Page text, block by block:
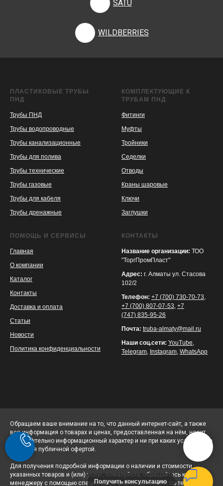
Получить консультацию
SATU
WILDBERRIES
ПЛАСТИКОВЫЕ ТРУБЫ
ПНД
Трубы ПНД
Трубы водопроводные
Трубы канализационные
Трубы для полива
Трубы технические
Трубы газовые
Трубы для кабеля
Трубы дренажные
КОМПЛЕКТУЮЩИЕ К
ТРУБАМ ПНД
Фитинги
Муфты
Тройники
Седелки
Отводы
Краны шаровые
Ключи
Заглушки
ПОМОЩЬ И СЕРВИСЫ
Главная
О компании
Каталог
Контакты
Доставка и оплата
Статьи
Новости
Политика конфиденциальности
КОНТАКТЫ
Название организации: ТОО
"ТоргПромПласт"
Адрес: г. Алматы ул. Стасова
102/2
Телефон: +7 (700) 730-70-73,
+7 (700) 807-07-53, +7
(747) 835-95-26
Почта: truba-almaty@mail.ru
Наши соц.сети: YouTube,
Telegram, Instagram, WhatsApp
Обращаем ваше внимание на то, что данный интернет-сайт, а также
вся информация о товарах и ценах, предоставленная на нём, носит
исключительно информационный характер и ни при каких условиях не
является публичной офертой.
Для получения подробной информации о наличии и стоимости
указанных товаров и (или) услуг, пожалуйста, обращайтесь к
менеджеру с помощью специальной формы связи или по телефону